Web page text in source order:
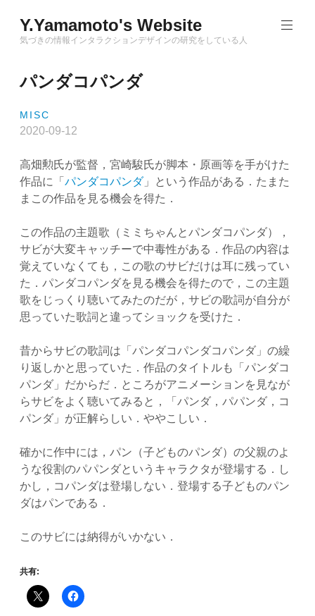
to
content
Y.Yamamoto's Website
気づきの情報インタラクションデザインの研究をしている人
パンダコパンダ
MISC
2020-09-12
高畑勲氏が監督，宮崎駿氏が脚本・原画等を手がけた
作品に「パンダコパンダ」という作品がある．たまた
まこの作品を見る機会を得た．
この作品の主題歌（ミミちゃんとパンダコパンダ），
サビが大変キャッチーで中毒性がある．作品の内容は
覚えていなくても，この歌のサビだけは耳に残ってい
た．パンダコパンダを見る機会を得たので，この主題
歌をじっくり聴いてみたのだが，サビの歌詞が自分が
思っていた歌詞と違ってショックを受けた．
昔からサビの歌詞は「パンダコパンダコパンダ」の繰
り返しかと思っていた．作品のタイトルも「パンダコ
パンダ」だからだ．ところがアニメーションを見なが
らサビをよく聴いてみると，「パンダ，パパンダ，コ
パンダ」が正解らしい．ややこしい．
確かに作中には，パン（子どものパンダ）の父親のよ
うな役割のパパンダというキャラクタが登場する．し
かし，コパンダは登場しない．登場する子どものパン
ダはパンである．
このサビには納得がいかない．
共有: